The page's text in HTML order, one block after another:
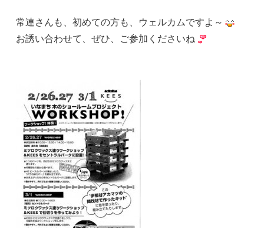
常連さんも、初めての方も、ウェルカムですよ～
お誘い合わせて、ぜひ、ご参加くださいね